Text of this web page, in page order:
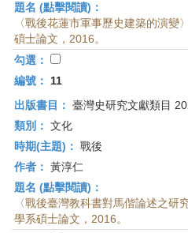
題名 (點擊閱讀)：
〈戰後花蓮市軍事歷史建築的演變
碩士論文，2016。
勾選：
編號：
11
出版書目： 臺灣史研究文獻類目
類別： 文化
時期(主題)： 戰後
作者： 黃淳仁
題名 (點擊閱讀)：
〈戰後臺灣教科書對馬偕論述之研
學系碩士論文，2016。